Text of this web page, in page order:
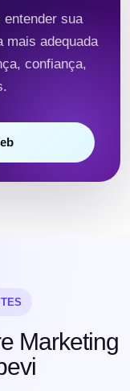
entender sua
mais adequada
confiança,
Marketing